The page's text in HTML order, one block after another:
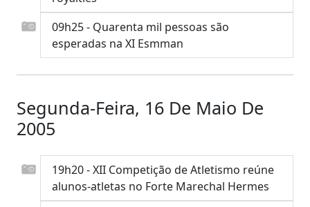
09h25 - Quarenta mil pessoas são
esperadas na XI Esmman
Segunda-Feira, 16 De Maio De
2005
19h20 - XII Competição de Atletismo reúne
alunos-atletas no Forte Marechal Hermes